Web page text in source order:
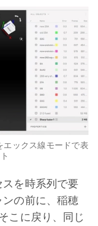
ックス線モードで表
を時系列で要
の前に、稲穂
こに戻り、同じ